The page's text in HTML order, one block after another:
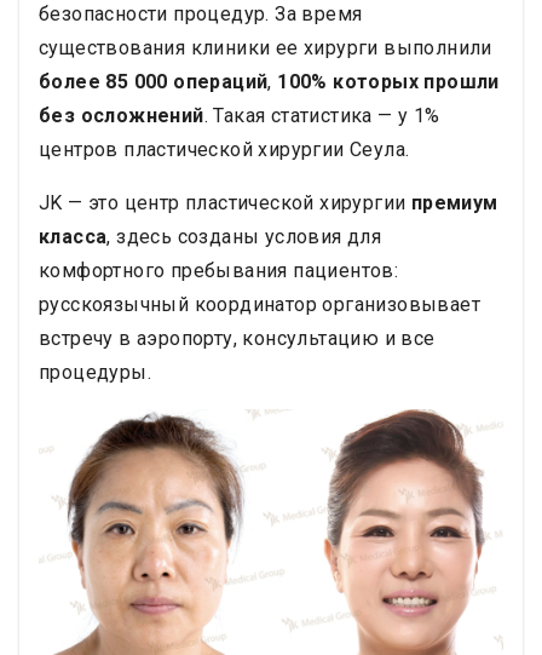
естественные результаты. Что входит в пакет
Очная консультацияОперация и анестезия
Предоперационные лабораторные анализы
аэропорта и услуги переводчикаПроцесс
восстановления Пациенты остаются 2 дня в
Рекомендуется 14-дневное пребывание в Корее
для последующих осмотров. Минимальный
составляет 5 дней. Клиника предоставляет
роскошные условия для восстановления,
разработанные для иностранных пациентов.
длительными результатами, центр пластической
хирургии JK предлагает экспертный уход в
полностью аккредитованном учреждении. Их
пакеты «все включено» упрощают процесс для
иностранных пациентов.
безопасности процедур. За время
существования клиники ее хирурги выполнили
более 85 000 операций, 100% которых прошли
без осложнений. Такая статистика — у 1%
центров пластической хирургии Сеула.
JK — это центр пластической хирургии премиум
класса, здесь созданы условия для
комфортного пребывания пациентов:
русскоязычный координатор организовывает
встречу в аэропорту, консультацию и все
процедуры.